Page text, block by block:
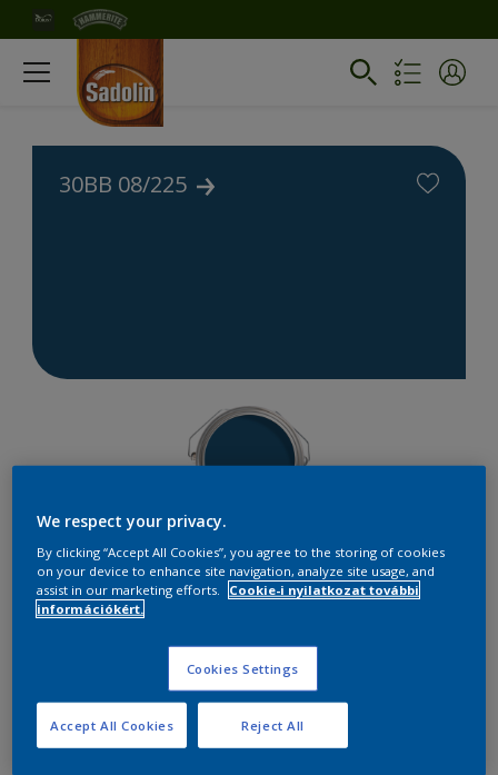
30BB 08/225
Termékek ebben a színben
SZÍNTERVEZŐ
We respect your privacy.
By clicking “Accept All Cookies”, you agree to the storing of cookies
on your device to enhance site navigation, analyze site usage, and
assist in our marketing efforts.
Cookie-i nyilatkozat további
információkért.
Cookies Settings
Reject All
Accept All Cookies